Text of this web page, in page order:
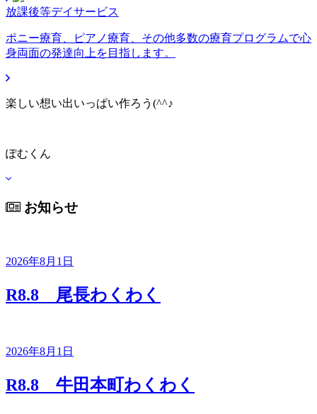
放課後等デイサービス
ポニー療育、ピアノ療育、その他多数の療育プログラムで心
身両面の発達向上を目指します。
楽しい想い出いっぱい作ろう(^^♪
ぽむくん
お知らせ
2026年8月1日
R8.8 尾長わくわく
2026年8月1日
R8.8 牛田本町わくわく